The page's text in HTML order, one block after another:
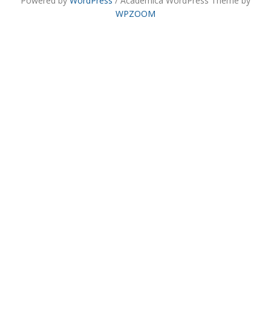
WPZOOM